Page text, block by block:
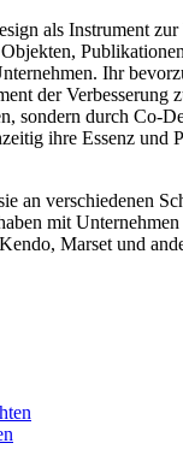
als Instrument zur
Ihr
der Verbesserung
sondern durch Co-
ihre Essenz und
an verschiedenen
mit
Marset und